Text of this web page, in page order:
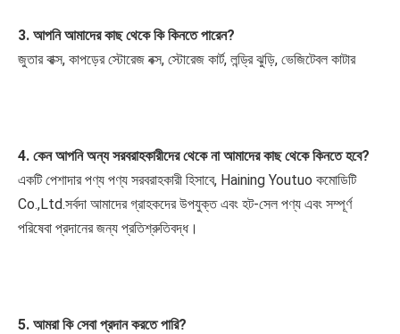
3. আপনি আমাদের কাছ থেকে কি কিনতে পারেন?
জুতার বাক্স, কাপড়ের স্টোরেজ বক্স, স্টোরেজ কার্ট, লন্ড্রি ঝুড়ি, ভেজিটেবল কাটার
4. কেন আপনি অন্য সরবরাহকারীদের থেকে না আমাদের কাছ থেকে কিনতে হবে?
একটি পেশাদার পণ্য পণ্য সরবরাহকারী হিসাবে, Haining Youtuo কমোডিটি
Co.,Ltd.সর্বদা আমাদের গ্রাহকদের উপযুক্ত এবং হট-সেল পণ্য এবং সম্পূর্ণ
পরিষেবা প্রদানের জন্য প্রতিশ্রুতিবদ্ধ।
5. আমরা কি সেবা প্রদান করতে পারি?